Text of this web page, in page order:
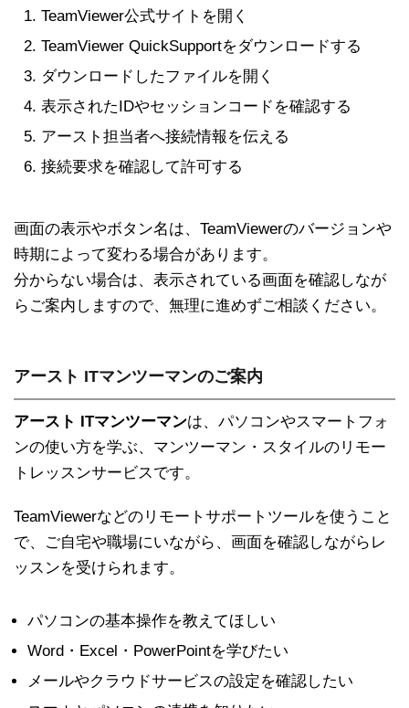
TeamViewer公式サイトを開く
TeamViewer QuickSupportをダウンロードする
ダウンロードしたファイルを開く
表示されたIDやセッションコードを確認する
アースト担当者へ接続情報を伝える
接続要求を確認して許可する
画面の表示やボタン名は、TeamViewerのバージョンや
時期によって変わる場合があります。
分からない場合は、表示されている画面を確認しなが
らご案内しますので、無理に進めずご相談ください。
アースト ITマンツーマンのご案内
アースト ITマンツーマンは、パソコンやスマートフォ
ンの使い方を学ぶ、マンツーマン・スタイルのリモー
トレッスンサービスです。
TeamViewerなどのリモートサポートツールを使うこと
で、ご自宅や職場にいながら、画面を確認しながらレ
ッスンを受けられます。
パソコンの基本操作を教えてほしい
Word・Excel・PowerPointを学びたい
メールやクラウドサービスの設定を確認したい